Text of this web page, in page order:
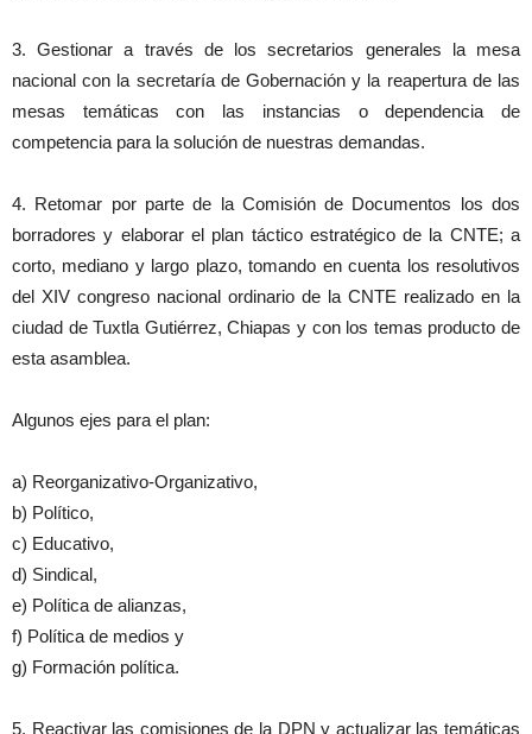
3. Gestionar a través de los secretarios generales la mesa
nacional con la secretaría de Gobernación y la reapertura de las
mesas temáticas con las instancias o dependencia de
competencia para la solución de nuestras demandas.
4. Retomar por parte de la Comisión de Documentos los dos
borradores y elaborar el plan táctico estratégico de la CNTE; a
corto, mediano y largo plazo, tomando en cuenta los resolutivos
del XIV congreso nacional ordinario de la CNTE realizado en la
ciudad de Tuxtla Gutiérrez, Chiapas y con los temas producto de
esta asamblea.
Algunos ejes para el plan:
a) Reorganizativo-Organizativo,
b) Político,
c) Educativo,
d) Sindical,
e) Política de alianzas,
f) Política de medios y
g) Formación política.
5. Reactivar las comisiones de la DPN y actualizar las temáticas